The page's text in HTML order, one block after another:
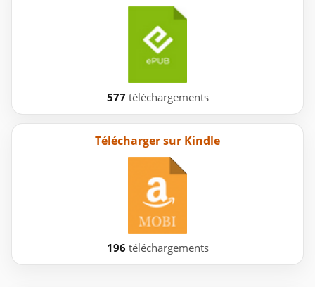
577 téléchargements
Télécharger sur Kindle
196 téléchargements